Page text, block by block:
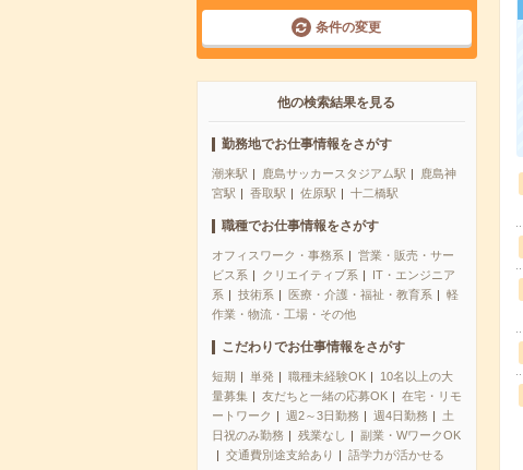
条件の変更
他の検索結果を見る
勤務地でお仕事情報をさがす
潮来駅 鹿島サッカースタジアム駅
鹿島神
宮駅
香取駅 佐原駅 十二橋駅
職種でお仕事情報をさがす
オフィスワーク・事務系
営業・販売・サー
ビス系
クリエイティブ系
IT・エンジニア
系
技術系 医療・介護・福祉・教育系
軽
作業・物流・工場・その他
こだわりでお仕事情報をさがす
短期 単発 職種未経験OK
10名以上の大
量募集
友だちと一緒の応募OK
在宅・リモ
ートワーク
週2～3日勤務 週4日勤務
土
日祝のみ勤務
残業なし
副業・WワークOK
交通費別途支給あり
語学力が活かせる